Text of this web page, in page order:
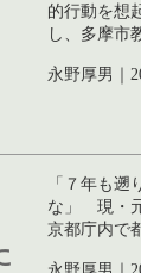
的行動を想
し、多摩市
永野厚男｜
「７年も
な」 現・
京都庁内で